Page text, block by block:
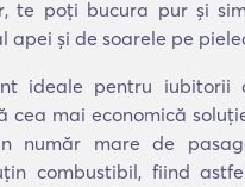
te poți bucura pur și
apei și de soarele pe
ideale pentru iubitorii
cea mai economică
număr mare de
combustibil, fiind